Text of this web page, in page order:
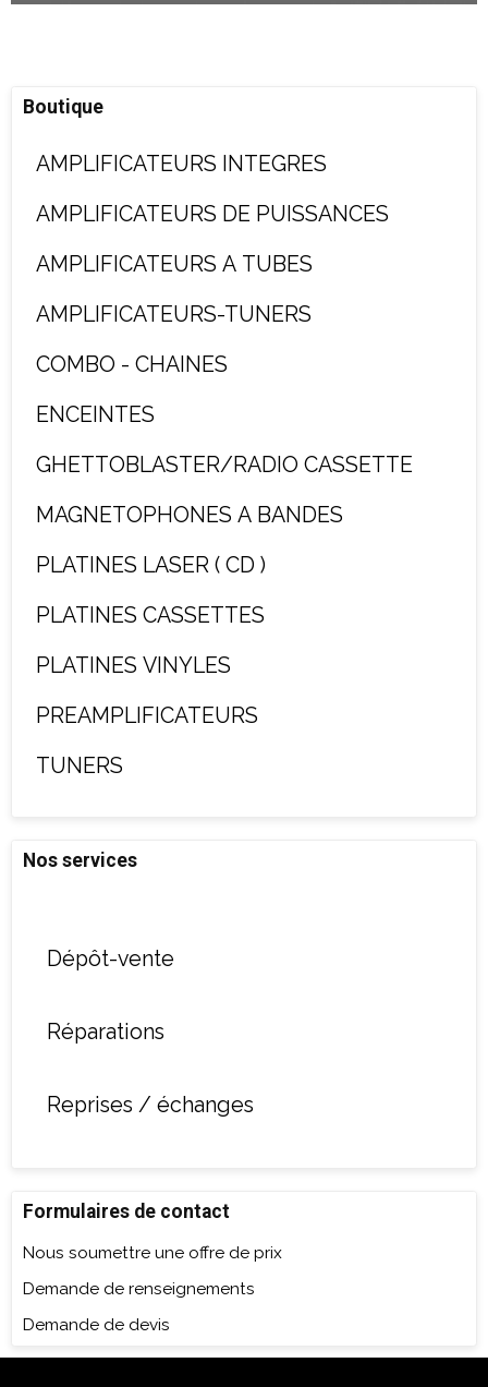
Boutique
AMPLIFICATEURS INTEGRES
AMPLIFICATEURS DE PUISSANCES
AMPLIFICATEURS A TUBES
AMPLIFICATEURS-TUNERS
COMBO - CHAINES
ENCEINTES
GHETTOBLASTER/RADIO CASSETTE
MAGNETOPHONES A BANDES
PLATINES LASER ( CD )
PLATINES CASSETTES
PLATINES VINYLES
PREAMPLIFICATEURS
TUNERS
Nos services
Dépôt-vente
Réparations
Reprises / échanges
Formulaires de contact
Nous soumettre une offre de prix
Demande de renseignements
Demande de devis